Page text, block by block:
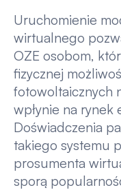
Uruchomienie
wirtualnego
OZE osobom,
fizycznej
fotowoltaicznych
wpłynie na rynek
Doświadczenia
takiego systemu
prosumenta
sporą